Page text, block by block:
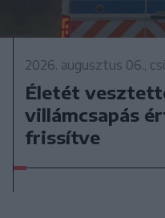
2026. augusztus 06.,
Életét
villámcsapás
frissítve